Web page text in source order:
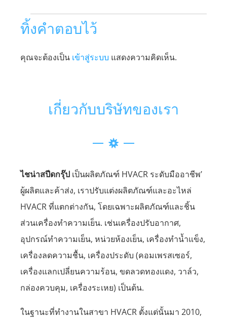
ทิ้งคำตอบไว้
คุณจะต้องเป็น เข้าสู่ระบบ แสดงความคิดเห็น.
เกี่ยวกับบริษัทของเรา
ไชน่าสปีดกรุ๊ป เป็นผลิตภัณฑ์ HVACR ระดับมืออาชีพ’
ผู้ผลิตและค้าส่ง, เราปรับแต่งผลิตภัณฑ์และอะไหล่
HVACR ที่แตกต่างกัน, โดยเฉพาะผลิตภัณฑ์และชิ้น
ส่วนเครื่องทำความเย็น. เช่นเครื่องปรับอากาศ,
อุปกรณ์ทำความเย็น, หน่วยห้องเย็น, เครื่องทำน้ำแข็ง,
เครื่องลดความชื้น, เครื่องประดับ (คอมเพรสเซอร์,
เครื่องแลกเปลี่ยนความร้อน, ขดลวดทองแดง, วาล์ว,
กล่องควบคุม, เครื่องระเหย) เป็นต้น.
ในฐานะที่ทำงานในสาขา HVACR ตั้งแต่นั้นมา 2010,